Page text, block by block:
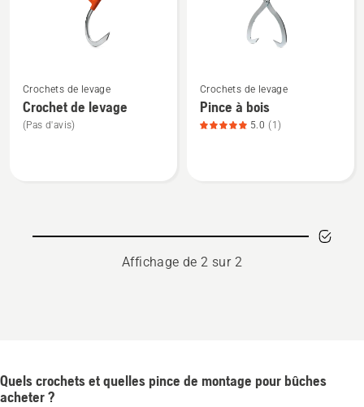
plus
de
détails
Crochets de levage
Crochet de levage
(Pas d'avis)
plus
de
détails
produit
Crochets de levage
Pince à bois
5.0 (1)
Affichage de 2 sur 2
Quels crochets et quelles pince de montage pour bûches
acheter ?